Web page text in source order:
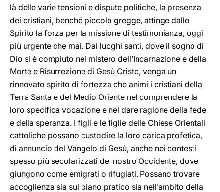
là delle varie tensioni e dispute politiche, la presenza
dei cristiani, benché piccolo gregge, attinge dallo
Spirito la forza per la missione di testimonianza, oggi
più urgente che mai. Dai luoghi santi, dove il sogno di
Dio si è compiuto nel mistero dell’Incarnazione e della
Morte e Risurrezione di Gesù Cristo, venga un
rinnovato spirito di fortezza che animi i cristiani della
Terra Santa e del Medio Oriente nel comprendere la
loro specifica vocazione e nel dare ragione della fede
e della speranza. I figli e le figlie delle Chiese Orientali
cattoliche possano custodire la loro carica profetica,
di annuncio del Vangelo di Gesù, anche nei contesti
spesso più secolarizzati del nostro Occidente, dove
giungono come emigrati o rifugiati. Possano trovare
accoglienza sia sul piano pratico sia nell’ambito della